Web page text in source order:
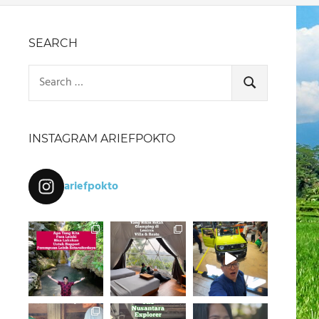
SEARCH
Search
for:
SEARCH
INSTAGRAM ARIEFPOKTO
ariefpokto